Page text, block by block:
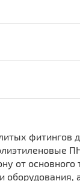
фитингов
от